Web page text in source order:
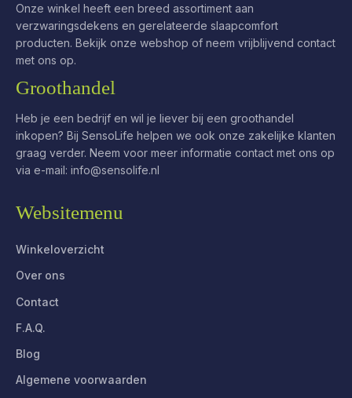
Onze winkel heeft een breed assortiment aan
verzwaringsdekens en gerelateerde slaapcomfort
producten. Bekijk onze webshop of neem vrijblijvend contact
met ons op.
Groothandel
Heb je een bedrijf en wil je liever bij een groothandel
inkopen? Bij SensoLife helpen we ook onze zakelijke klanten
graag verder. Neem voor meer informatie contact met ons op
via e-mail: info@sensolife.nl
Websitemenu
Winkeloverzicht
Over ons
Contact
F.A.Q.
Blog
Algemene voorwaarden